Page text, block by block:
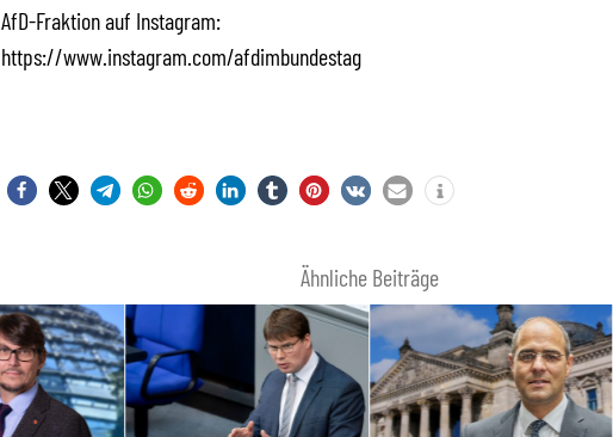
AfD-Fraktion auf Instagram:
https://www.instagram.com/afdimbundestag
Ähnliche Beiträge